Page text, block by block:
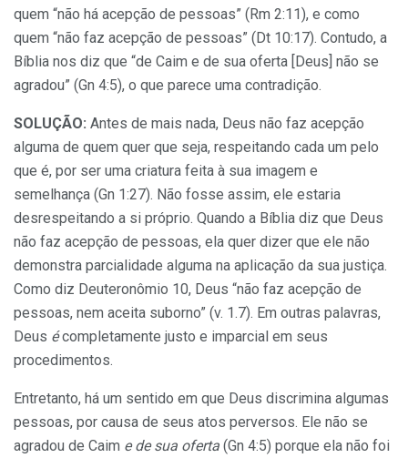
quem “não há acepção de pessoas” (Rm 2:11), e como
quem “não faz acepção de pessoas” (Dt 10:17). Contudo, a
Bíblia nos diz que “de Caim e de sua oferta [Deus] não se
agradou” (Gn 4:5), o que parece uma contradição.
SOLUÇÃO: Antes de mais nada, Deus não faz acepção
alguma de quem quer que seja, respeitando cada um pelo
que é, por ser uma criatura feita à sua imagem e
semelhança (Gn 1:27). Não fosse assim, ele estaria
desrespeitando a si próprio. Quando a Bíblia diz que Deus
não faz acepção de pessoas, ela quer dizer que ele não
demonstra parcialidade alguma na aplicação da sua justiça.
Como diz Deuteronômio 10, Deus “não faz acepção de
pessoas, nem aceita suborno” (v. 1.7). Em outras palavras,
Deus écompletamente justo e imparcial em seus
procedimentos.
Entretanto, há um sentido em que Deus discrimina algumas
pessoas, por causa de seus atos perversos. Ele não se
agradou de Caim e de sua oferta (Gn 4:5) porque ela não foi